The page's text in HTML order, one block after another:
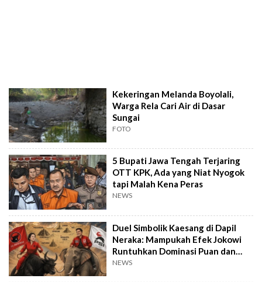
Kekeringan Melanda Boyolali,
Warga Rela Cari Air di Dasar
Sungai
FOTO
5 Bupati Jawa Tengah Terjaring
OTT KPK, Ada yang Niat Nyogok
tapi Malah Kena Peras
NEWS
Duel Simbolik Kaesang di Dapil
Neraka: Mampukah Efek Jokowi
Runtuhkan Dominasi Puan dan
PDIP?
NEWS